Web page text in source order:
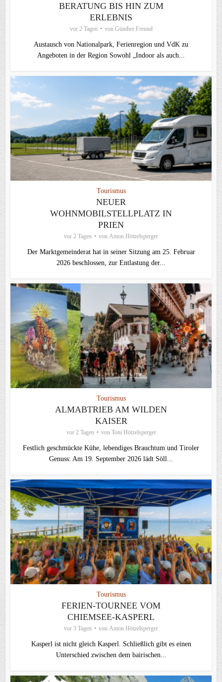
BERATUNG BIS HIN ZUM
ERLEBNIS
vor 2 Tagen von Günther Freund
Austausch von Nationalpark, Ferienregion und VdK zu
Angeboten in der Region Sowohl „Indoor als auch...
Tourismus
NEUER
WOHNMOBILSTELLPLATZ IN
PRIEN
vor 2 Tagen von Anton Hötzelsperger
Der Marktgemeinderat hat in seiner Sitzung am 25. Februar
2026 beschlossen, zur Entlastung der...
Tourismus
ALMABTRIEB AM WILDEN
KAISER
vor 2 Tagen von Toni Hötzelsperger
Festlich geschmückte Kühe, lebendiges Brauchtum und Tiroler
Genuss: Am 19. September 2026 lädt Söll...
Tourismus
FERIEN-TOURNEE VOM
CHIEMSEE-KASPERL
vor 3 Tagen von Anton Hötzelsperger
Kasperl ist nicht gleich Kasperl. Schließlich gibt es einen
Unterschied zwischen dem bairischen...